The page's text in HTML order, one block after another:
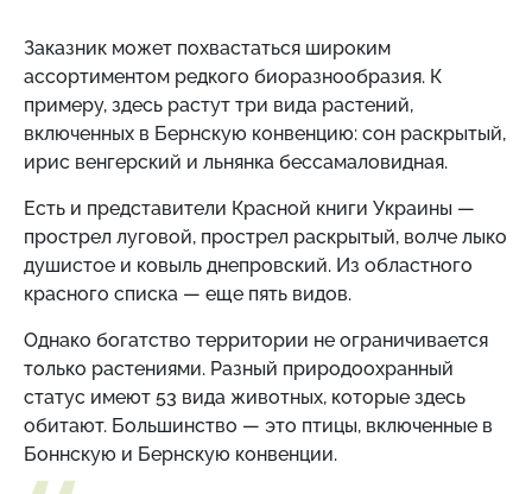
Заказник может похвастаться широким
ассортиментом редкого биоразнообразия. К
примеру, здесь растут три вида растений,
включенных в Бернскую конвенцию: сон раскрытый,
ирис венгерский и льнянка бессамаловидная.
Есть и представители Красной книги Украины —
прострел луговой, прострел раскрытый, волче лыко
душистое и ковыль днепровский. Из областного
красного списка — еще пять видов.
Однако богатство территории не ограничивается
только растениями. Разный природоохранный
статус имеют 53 вида животных, которые здесь
обитают. Большинство — это птицы, включенные в
Боннскую и Бернскую конвенции.